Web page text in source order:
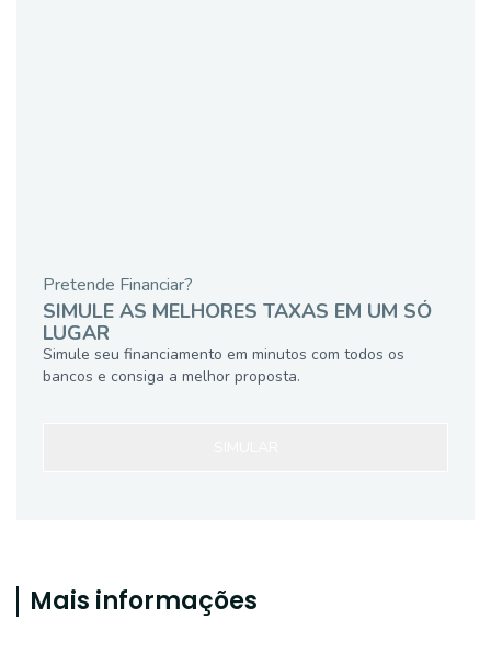
Pretende Financiar?
SIMULE AS MELHORES TAXAS EM UM SÓ
LUGAR
Simule seu financiamento em minutos com todos os
bancos e consiga a melhor proposta.
Mais informações